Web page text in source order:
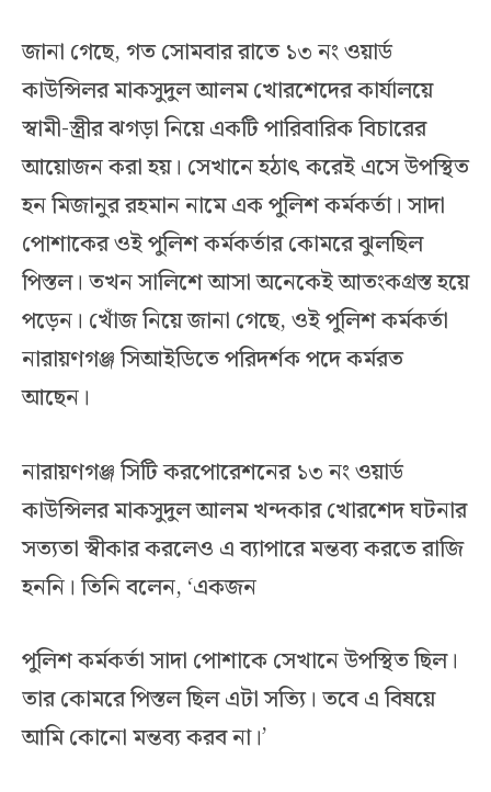
জানা গেছে, গত সোমবার রাতে ১৩ নং ওয়ার্ড
কাউন্সিলর মাকসুদুল আলম খোরশেদের কার্যালয়ে
স্বামী-স্ত্রীর ঝগড়া নিয়ে একটি পারিবারিক বিচারের
আয়োজন করা হয়। সেখানে হঠাৎ করেই এসে উপস্থিত
হন মিজানুর রহমান নামে এক পুলিশ কর্মকর্তা। সাদা
পোশাকের ওই পুলিশ কর্মকর্তার কোমরে ঝুলছিল
পিস্তল। তখন সালিশে আসা অনেকেই আতংকগ্রস্ত হয়ে
পড়েন। খোঁজ নিয়ে জানা গেছে, ওই পুলিশ কর্মকর্তা
নারায়ণগঞ্জ সিআইডিতে পরিদর্শক পদে কর্মরত
আছেন।
নারায়ণগঞ্জ সিটি করপোরেশনের ১৩ নং ওয়ার্ড
কাউন্সিলর মাকসুদুল আলম খন্দকার খোরশেদ ঘটনার
সত্যতা স্বীকার করলেও এ ব্যাপারে মন্তব্য করতে রাজি
হননি। তিনি বলেন, ‘একজন
পুলিশ কর্মকর্তা সাদা পোশাকে সেখানে উপস্থিত ছিল।
তার কোমরে পিস্তল ছিল এটা সত্যি। তবে এ বিষয়ে
আমি কোনো মন্তব্য করব না।’